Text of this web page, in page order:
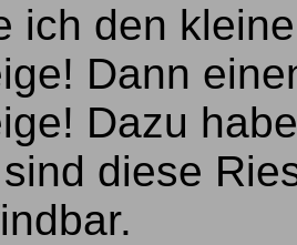
ich den
Dann
Dazu
diese